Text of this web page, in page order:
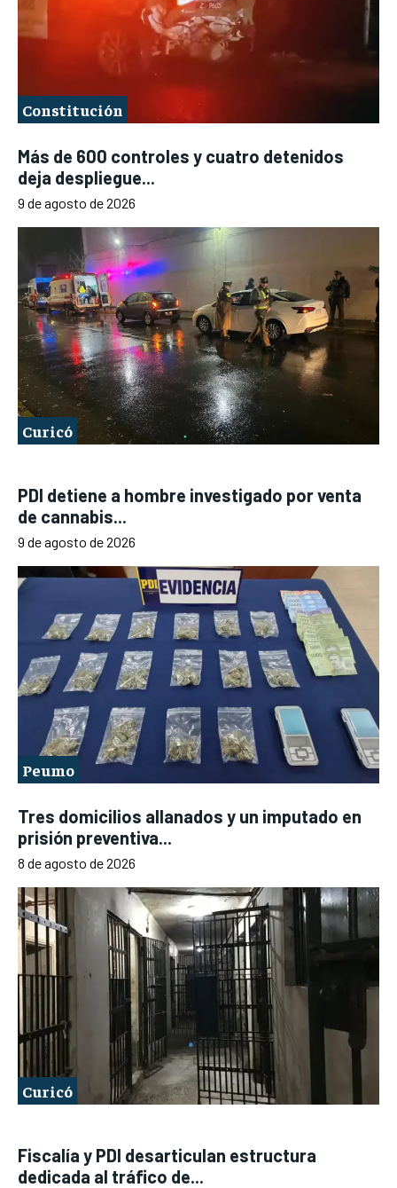
Constitución
Más de 600 controles y cuatro detenidos
deja despliegue...
9 de agosto de 2026
Curicó
PDI detiene a hombre investigado por venta
de cannabis...
9 de agosto de 2026
Peumo
Tres domicilios allanados y un imputado en
prisión preventiva...
8 de agosto de 2026
Curicó
Fiscalía y PDI desarticulan estructura
dedicada al tráfico de...